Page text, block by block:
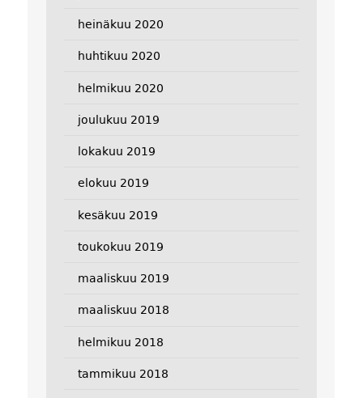
heinäkuu 2020
huhtikuu 2020
helmikuu 2020
joulukuu 2019
lokakuu 2019
elokuu 2019
kesäkuu 2019
toukokuu 2019
maaliskuu 2019
maaliskuu 2018
helmikuu 2018
tammikuu 2018